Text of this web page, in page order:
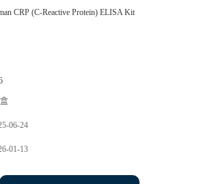
CRP (C-Reactive Protein) ELISA Kit
06-24
01-13